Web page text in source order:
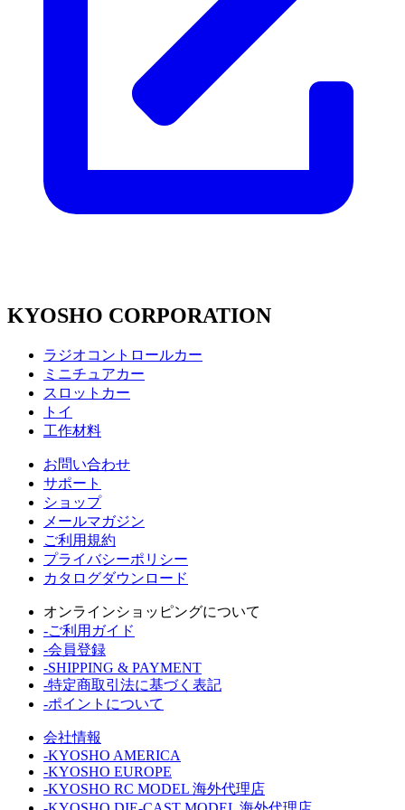
KYOSHO CORPORATION
ラジオコントロールカー
ミニチュアカー
スロットカー
トイ
工作材料
お問い合わせ
サポート
ショップ
メールマガジン
ご利用規約
プライバシーポリシー
カタログダウンロード
オンラインショッピングについて
-ご利用ガイド
-会員登録
-SHIPPING & PAYMENT
-特定商取引法に基づく表記
-ポイントについて
会社情報
-KYOSHO AMERICA
-KYOSHO EUROPE
-KYOSHO RC MODEL 海外代理店